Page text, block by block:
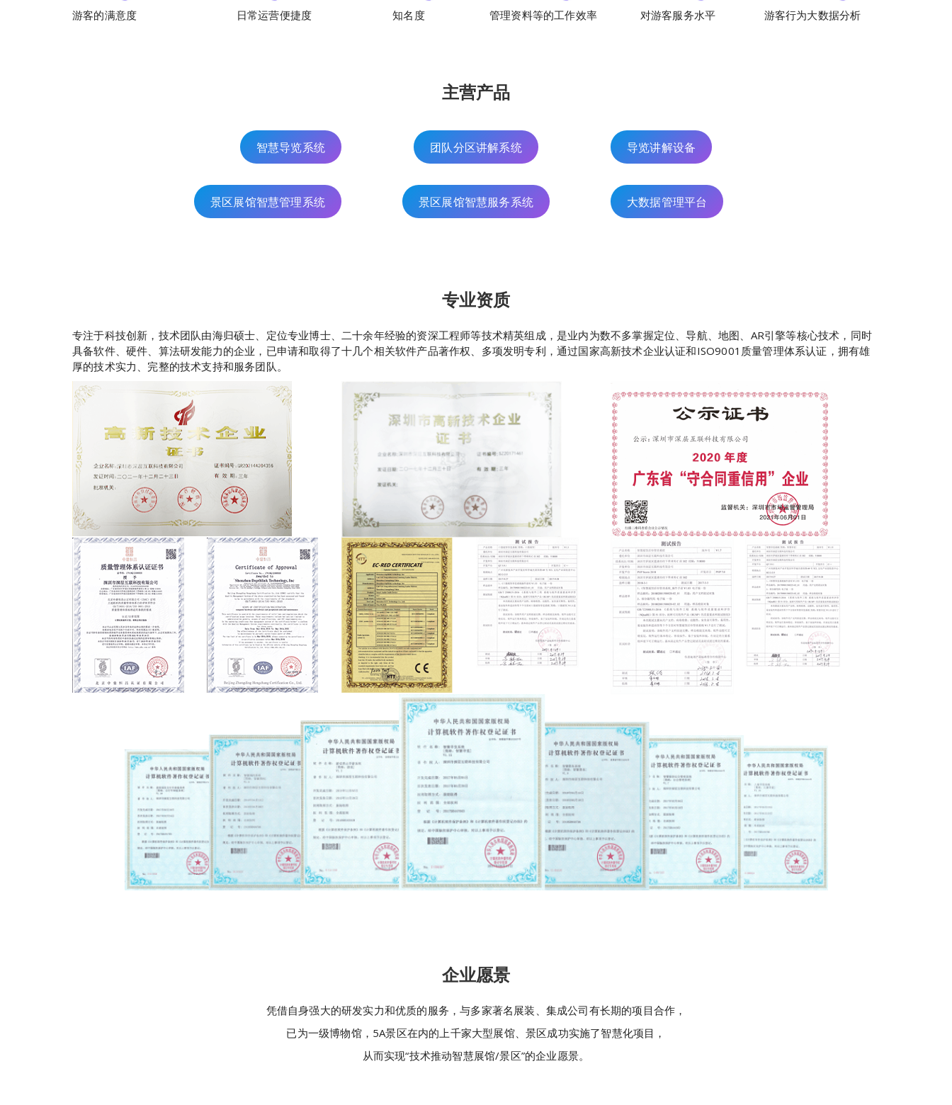
游客的满意度 日常运营便捷度 知名度 管理资料等的工作效率 对游客服务水平 游客行为大数据分析
主营产品
智慧导览系统 团队分区讲解系统 导览讲解设备
景区展馆智慧管理系统 景区展馆智慧服务系统 大数据管理平台
专业资质
专注于科技创新，技术团队由海归硕士、定位专业博士、二十余年经验的资深工程师等技术精英组成，是业内为数不多掌握定位、导航、地图、AR引擎等核心技术，同时
具备软件、硬件、算法研发能力的企业，已申请和取得了十几个相关软件产品著作权、多项发明专利，通过国家高新技术企业认证和ISO9001质量管理体系认证，拥有雄
厚的技术实力、完整的技术支持和服务团队。
企业愿景
凭借自身强大的研发实力和优质的服务，与多家著名展装、集成公司有长期的项目合作，
已为一级博物馆，5A景区在内的上千家大型展馆、景区成功实施了智慧化项目，
从而实现“技术推动智慧展馆/景区”的企业愿景。